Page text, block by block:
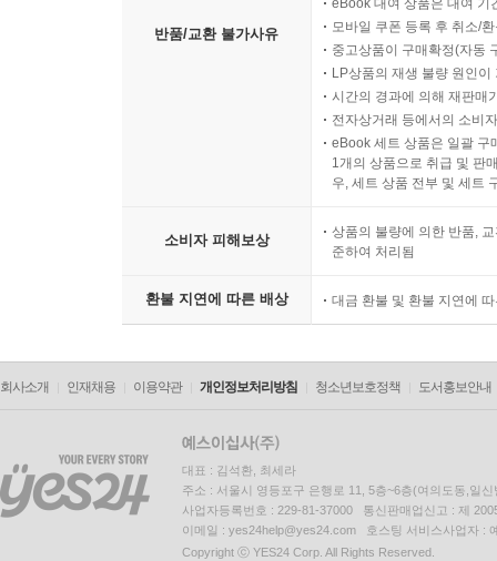
반품/교환 불가사유
eBook 대여 상품은 대여 기
모바일 쿠폰 등록 후 취소/
중고상품이 구매확정(자동
LP상품의 재생 불량 원인
시간의 경과에 의해 재판매
전자상거래 등에서의 소비
eBook 세트 상품은 일괄 구
1개의 상품으로 취급 및 판
우, 세트 상품 전부 및 세트
소비자 피해보상
상품의 불량에 의한 반품,
준하여 처리됨
환불 지연에 따른 배상 대금 환불 및 환불 지연에
회사소개 인재채용 이용약관 개인정보처리방침 청소년보호정책 도서홍보안내
대표 : 김석환, 최세라
주소 : 서울시 영등포구 은행로 11, 5층~6층(여의도동,일신
사업자등록번호 : 229-81-37000 통신판매업신고 : 제
이메일 : yes24help@yes24.com 호스팅 서비스사업자 :
Copyright ⓒ YES24 Corp. All Rights Reserved.